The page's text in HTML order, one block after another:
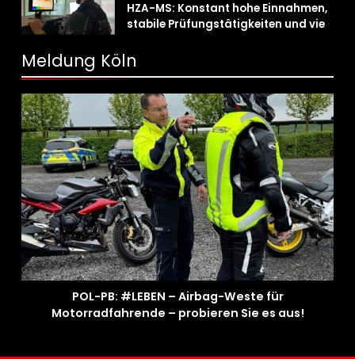
HZA-MS: Konstant hohe Einnahmen,
stabile Prüfungstätigkeiten und viel
Hauptzollamt Münster zieht für 2025
Bilanz
Meldung Köln
POL-PB: #LEBEN – Airbag-Weste für
Motorradfahrende – probieren Sie es aus!